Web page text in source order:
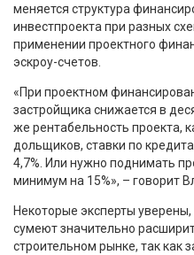
меняется структура
инвестпроекта при разных
применении проектного
эскроу-счетов.
«При проектном
застройщика снижается в
же рентабельность проекта,
дольщиков, ставки по
4,7%. Или нужно поднимать
минимум на 15%», – говорит
Некоторые эксперты
сумеют значительно
строительном рынке, так как